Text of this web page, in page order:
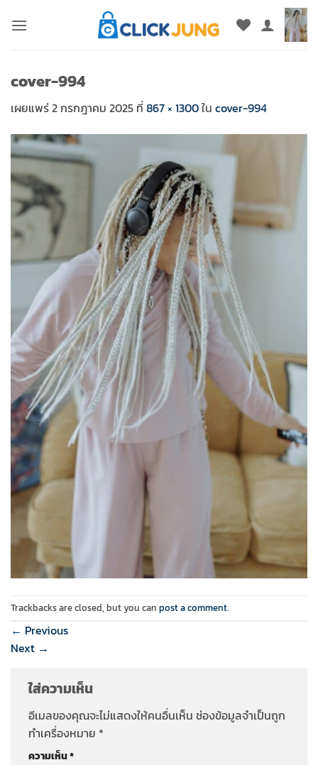
cover-994
เผยแพร่2 กรกฎาคม 2025 ที่ 867 × 1300ใน cover-994
Trackbacks are closed, but you can post a comment.
← Previous
Next →
ใส่ความเห็น
อีเมลของคุณจะไม่แสดงให้คนอื่นเห็น ช่องข้อมูลจำเป็นถูก
ทำเครื่องหมาย *
ความเห็น*